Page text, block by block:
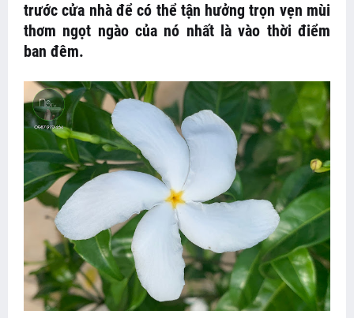
trước cửa nhà để có thể tận hưởng trọn vẹn mùi
thơm ngọt ngào của nó nhất là vào thời điểm
ban đêm.